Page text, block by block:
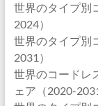
世界のタイプ別
2024）
世界のタイプ別
2031）
世界のコードレ
ェア（2020-2031